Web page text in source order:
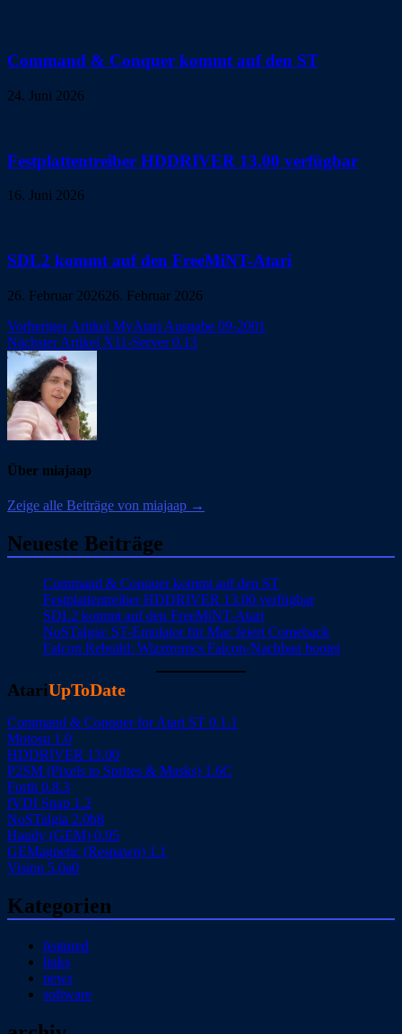
Command & Conquer kommt auf den ST
24. Juni 2026
Festplattentreiber HDDRIVER 13.00 verfügbar
16. Juni 2026
SDL2 kommt auf den FreeMiNT-Atari
26. Februar 202626. Februar 2026
Beitragsnavigation
Vorheriger Artikel MyAtari Ausgabe 09-2001
Nächster Artikel X11-Server 0.13
Über miajaap
Zeige alle Beiträge von miajaap →
Neueste Beiträge
Command & Conquer kommt auf den ST
Festplattentreiber HDDRIVER 13.00 verfügbar
SDL2 kommt auf den FreeMiNT-Atari
NoSTalgia: ST-Emulator für Mac feiert Comeback
Falcon Rebuild: Wizztronics Falcon-Nachbau bootet
AtariUpToDate
Command & Conquer for Atari ST 0.1.1
Motosu 1.0
HDDRIVER 13.00
P2SM (Pixels to Sprites & Masks) 1.6C
Forth 0.8.3
fVDI Snap 1.2
NoSTalgia 2.0b8
Handy (GEM) 0.95
GEMagnetic (Respawn) 1.1
Vision 5.0a0
Kategorien
featured
links
news
software